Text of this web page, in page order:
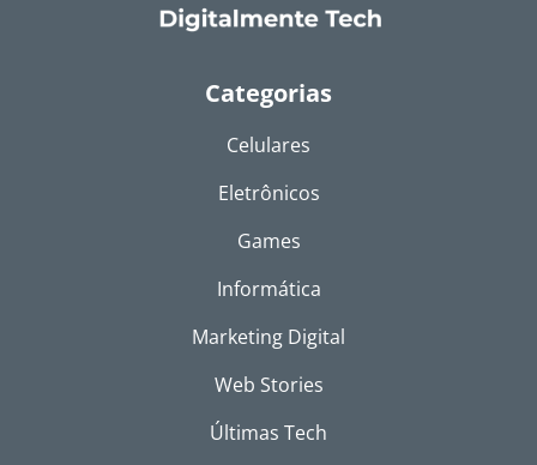
Categorias
Celulares
Eletrônicos
Games
Informática
Marketing Digital
Web Stories
Últimas Tech